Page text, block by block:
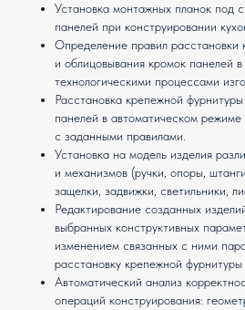
Установка монтажных планок под
панелей при конструировании
Определение правил расстановки
и облицовывания кромок панелей
технологическими процессами
Расстановка крепежной
панелей в автоматическом режиме
с заданными правилами.
Установка на модель изделия
и механизмов (ручки, опоры,
защелки, задвижки, светильники,
Редактирование созданных
выбранных конструктивных
изменением связанных с ними
расстановку крепежной фурнитуры
Автоматический анализ
операций конструирования: